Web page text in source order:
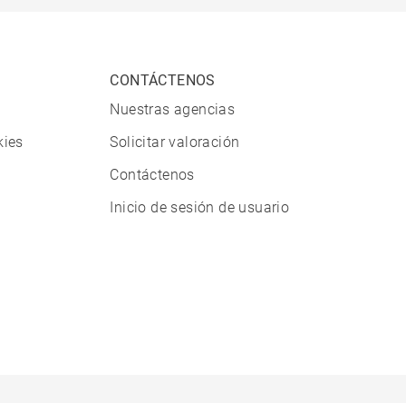
CONTÁCTENOS
Nuestras agencias
Solicitar valoración
Contáctenos
Inicio de sesión de usuario